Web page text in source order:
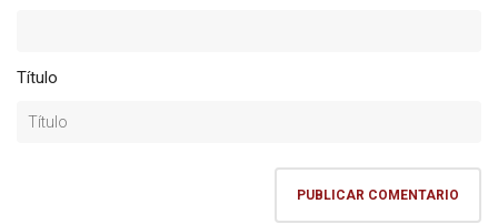
Título